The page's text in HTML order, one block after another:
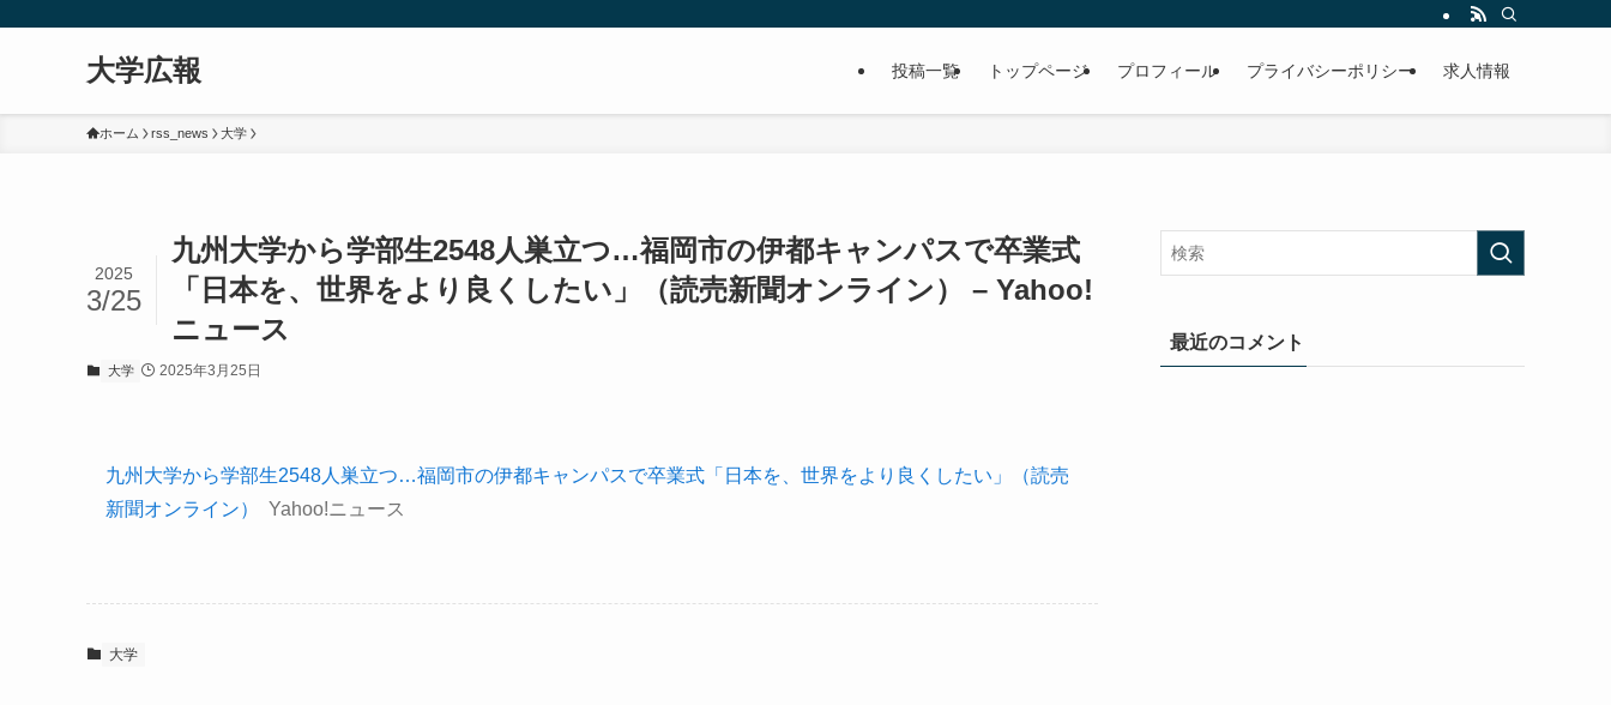
大学広報 投稿一覧 トップページ プロフィール プライバシーポリシー 求人情報
ホーム rss_news 大学
九州大学から学部生2548人巣立つ…福岡市の伊都キャンパスで卒業式
「日本を、世界をより良くしたい」（読売新聞オンライン） – Yahoo!
ニュース
2025
3/25
大学 2025年3月25日
九州大学から学部生2548人巣立つ…福岡市の伊都キャンパスで卒業式「日本を、世界をより良くしたい」（読売
新聞オンライン）
Yahoo!ニュース
大学
最近のコメント